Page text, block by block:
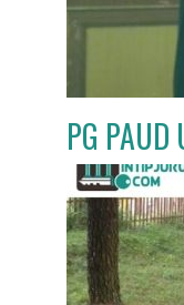
PG PAUD